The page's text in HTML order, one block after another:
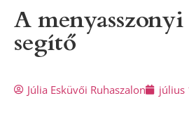
A menyasszonyi
segítő
Júlia Esküvői Ruhaszalon július